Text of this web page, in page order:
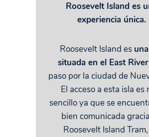
Roosevelt Island es
experiencia única.
Roosevelt Island es
situada en el East River
paso por la ciudad de
El acceso a esta isla es
sencillo ya que se
bien comunicada
Roosevelt Island